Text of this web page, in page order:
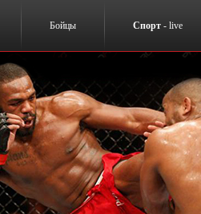
Бойцы Спорт - live